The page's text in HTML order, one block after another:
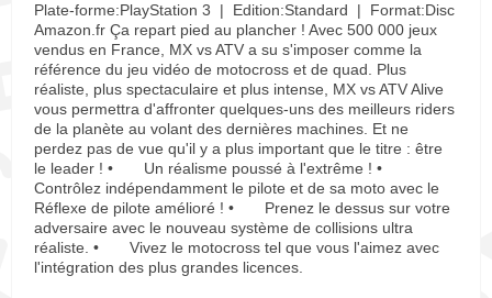
Plate-forme:PlayStation 3 | Edition:Standard | Format:Disc
Amazon.fr Ça repart pied au plancher ! Avec 500 000 jeux
vendus en France, MX vs ATV a su s'imposer comme la
référence du jeu vidéo de motocross et de quad. Plus
réaliste, plus spectaculaire et plus intense, MX vs ATV Alive
vous permettra d'affronter quelques-uns des meilleurs riders
de la planète au volant des dernières machines. Et ne
perdez pas de vue qu'il y a plus important que le titre : être
le leader ! • Un réalisme poussé à l'extrême ! •
Contrôlez indépendamment le pilote et de sa moto avec le
Réflexe de pilote amélioré ! • Prenez le dessus sur votre
adversaire avec le nouveau système de collisions ultra
réaliste. • Vivez le motocross tel que vous l'aimez avec
l'intégration des plus grandes licences.